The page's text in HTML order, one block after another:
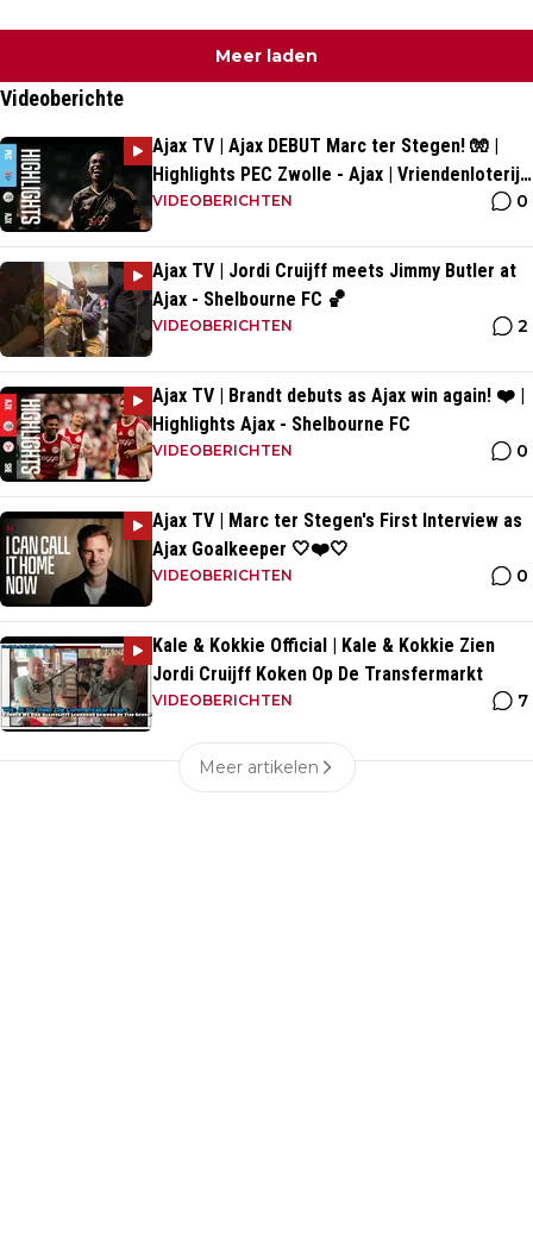
Meer laden
Videoberichte
Ajax TV | Ajax DEBUT Marc ter Stegen! 🧤 |
Highlights PEC Zwolle - Ajax | Vriendenloterij
Eredivisie
VIDEOBERICHTEN 0
Ajax TV | Jordi Cruijff meets Jimmy Butler at
Ajax - Shelbourne FC 🏀
VIDEOBERICHTEN 2
Ajax TV | Brandt debuts as Ajax win again! ❤️ |
Highlights Ajax - Shelbourne FC
VIDEOBERICHTEN 0
Ajax TV | Marc ter Stegen's First Interview as
Ajax Goalkeeper 🤍❤️🤍
VIDEOBERICHTEN 0
Kale & Kokkie Official | Kale & Kokkie Zien
Jordi Cruijff Koken Op De Transfermarkt
VIDEOBERICHTEN 7
Meer artikelen